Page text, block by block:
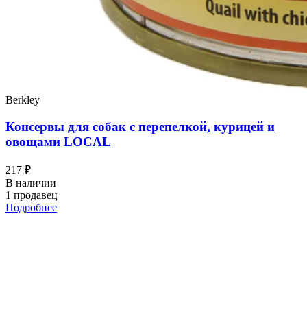
Berkley
Консервы для собак с перепелкой, курицей и
овощами LOCAL
217 ₽
В наличии
1 продавец
Подробнее